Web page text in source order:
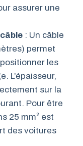
assurer une
: Un câble
permet
les
L’épaisseur,
sur la
Pour être
25 mm² est
des voitures